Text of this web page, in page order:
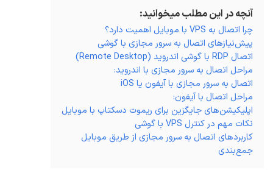
آنچه در این مطلب میخوانید:
چرا اتصال به VPS با موبایل اهمیت دارد؟
پیش‌نیازهای اتصال به سرور مجازی با گوشی
اتصال RDP با گوشی اندروید (Remote Desktop)
مراحل اتصال به سرور مجازی با اندروید:
اتصال به سرور مجازی با آیفون یا iOS
مراحل اتصال با آیفون:
اپلیکیشن‌های جایگزین برای ریموت دسکتاپ با موبایل
نکات مهم در کنترل VPS با گوشی
کاربردهای اتصال به سرور مجازی از طریق موبایل
جمع‌بندی